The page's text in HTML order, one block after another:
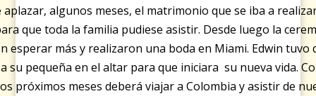
algunos meses, el matrimonio que se iba a
que toda la familia pudiese asistir. Desde luego la
esperar más y realizaron una boda en Miami. Edwin tuvo
su pequeña en el altar para que iniciara su nueva vida.
próximos meses deberá viajar a Colombia y asistir de